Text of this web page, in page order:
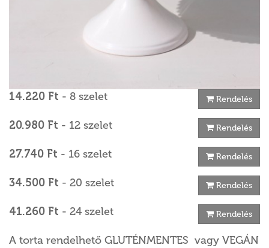
14.220 Ft - 8 szelet Rendelés
20.980 Ft - 12 szelet Rendelés
27.740 Ft - 16 szelet Rendelés
34.500 Ft - 20 szelet Rendelés
41.260 Ft - 24 szelet Rendelés
A torta rendelhető GLUTÉNMENTES vagy VEGÁN